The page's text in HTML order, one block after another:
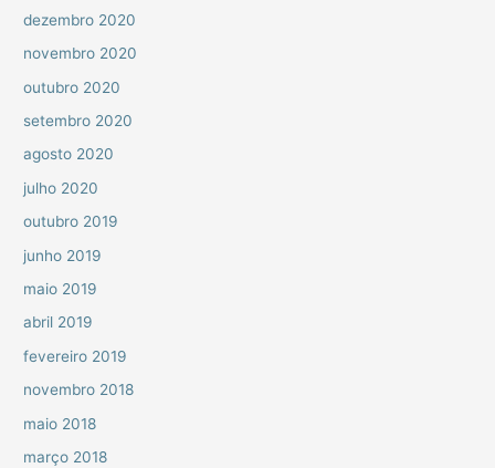
dezembro 2020
novembro 2020
outubro 2020
setembro 2020
agosto 2020
julho 2020
outubro 2019
junho 2019
maio 2019
abril 2019
fevereiro 2019
novembro 2018
maio 2018
março 2018